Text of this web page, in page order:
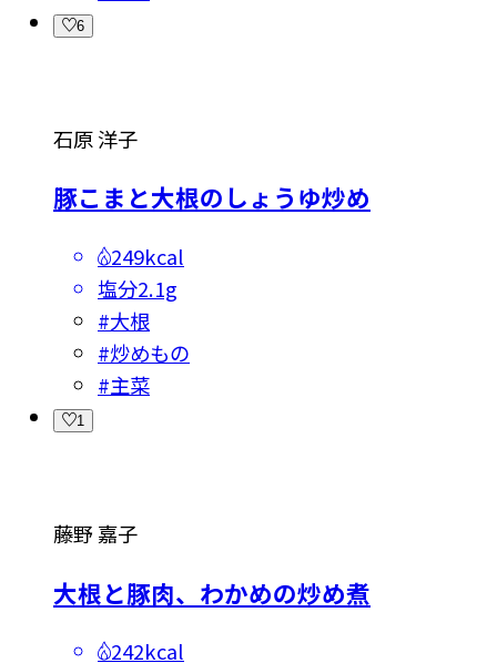
6
石原 洋子
豚こまと大根のしょうゆ炒め
249kcal
塩分2.1g
#大根
#炒めもの
#主菜
1
藤野 嘉子
大根と豚肉、わかめの炒め煮
242kcal